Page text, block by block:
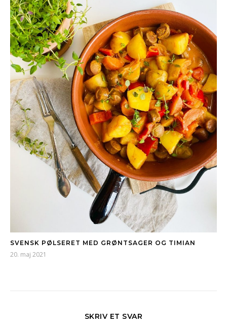
SVENSK PØLSERET MED GRØNTSAGER OG TIMIAN
20. maj 2021
SKRIV ET SVAR